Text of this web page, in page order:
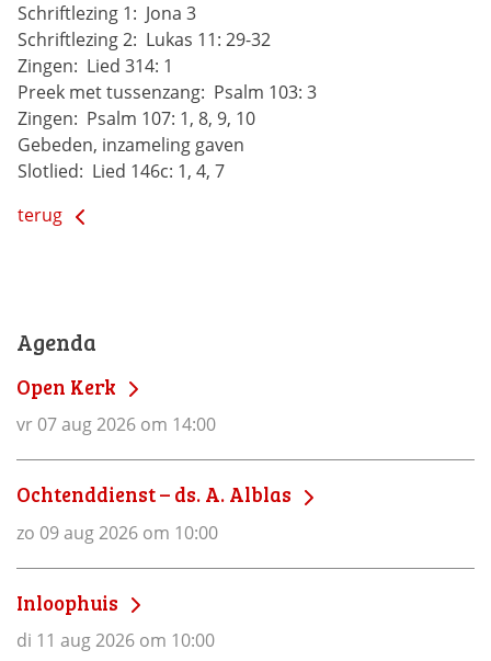
Schriftlezing 1: Jona 3
Schriftlezing 2: Lukas 11: 29-32
Zingen: Lied 314: 1
Preek met tussenzang: Psalm 103: 3
Zingen: Psalm 107: 1, 8, 9, 10
Gebeden, inzameling gaven
Slotlied: Lied 146c: 1, 4, 7
terug
Agenda
Open Kerk
vr 07 aug 2026 om 14:00
Ochtenddienst – ds. A. Alblas
zo 09 aug 2026 om 10:00
Inloophuis
di 11 aug 2026 om 10:00